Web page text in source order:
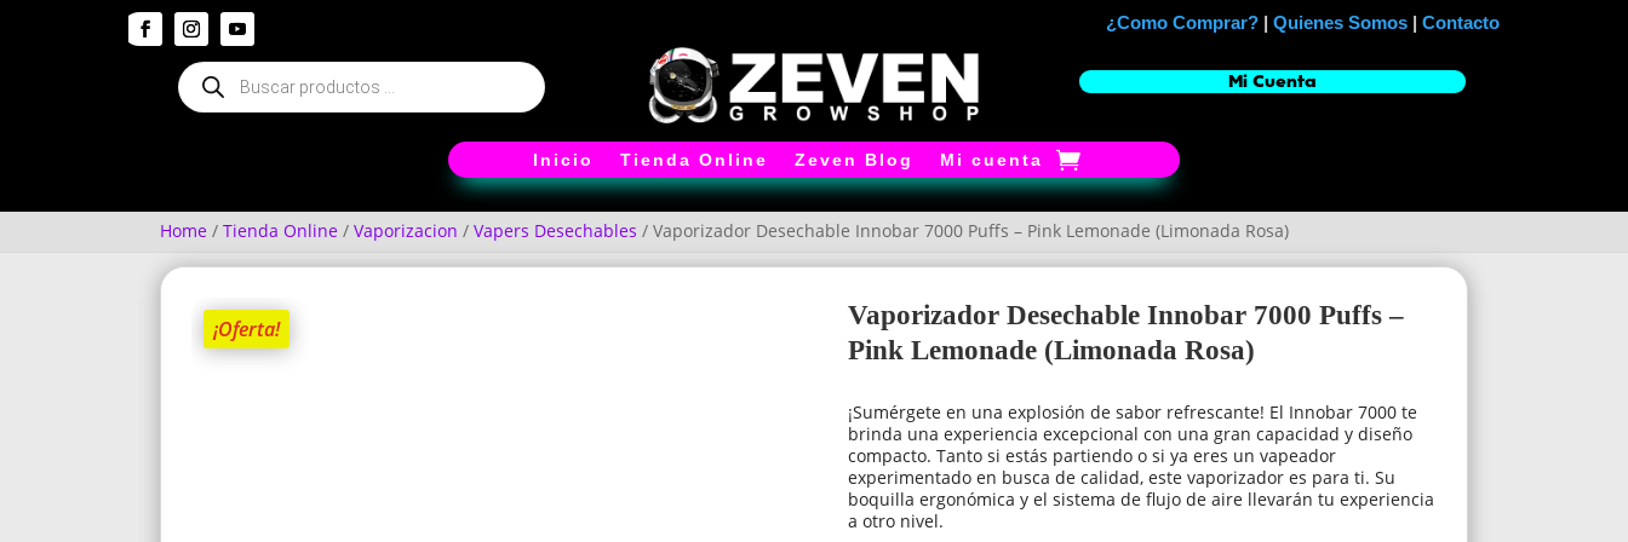
¿Como Comprar? |Quienes Somos |Contacto
Búsqueda
de
productos
Mi Cuenta
Inicio Tienda Online Zeven Blog Mi cuenta
Home / Tienda Online / Vaporizacion / Vapers Desechables / Vaporizador Desechable Innobar 7000 Puffs – Pink Lemonade (Limonada Rosa)
¡Oferta!
Vaporizador Desechable Innobar 7000 Puffs –
Pink Lemonade (Limonada Rosa)
¡Sumérgete en una explosión de sabor refrescante! El Innobar 7000 te
brinda una experiencia excepcional con una gran capacidad y diseño
compacto. Tanto si estás partiendo o si ya eres un vapeador
experimentado en busca de calidad, este vaporizador es para ti. Su
boquilla ergonómica y el sistema de flujo de aire llevarán tu experiencia
a otro nivel.